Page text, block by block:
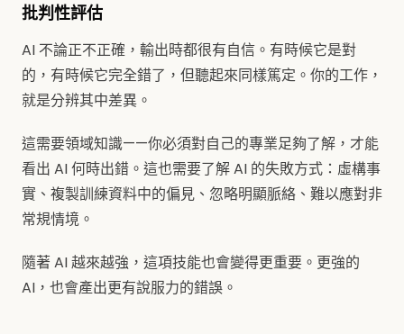
批判性評估
AI 不論正不正確，輸出時都很有自信。有時候它是對
的，有時候它完全錯了，但聽起來同樣篤定。你的工作，
就是分辨其中差異。
這需要領域知識——你必須對自己的專業足夠了解，才能
看出 AI 何時出錯。這也需要了解 AI 的失敗方式：虛構事
實、複製訓練資料中的偏見、忽略明顯脈絡、難以應對非
常規情境。
隨著 AI 越來越強，這項技能也會變得更重要。更強的
AI，也會產出更有說服力的錯誤。